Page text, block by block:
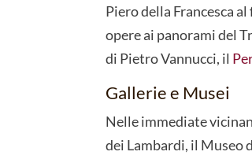
Piero della Francesca
opere ai panorami del
di Pietro Vannucci, il
Gallerie e Musei
Nelle immediate
dei Lambardi, il Museo